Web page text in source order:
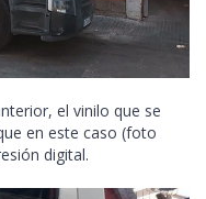
el vinilo que se
en este caso (foto
digital.